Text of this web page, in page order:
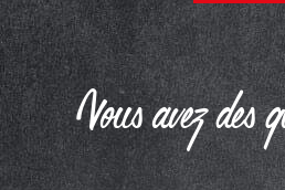
Vous avez des